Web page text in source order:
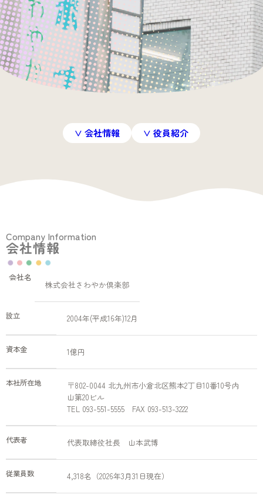
∨ 会社情報 ∨ 役員紹介
Company Information
会社情報
会社名
株式会社さわやか倶楽部
設立 2004年(平成16年)12月
資本金 1億円
本社所在地
〒802-0044 北九州市小倉北区熊本2丁目10番10号内
山第20ビル
TEL 093-551-5555 FAX 093-513-3222
代表者 代表取締役社長 山本武博
従業員数 4,318名（2026年3月31日現在）